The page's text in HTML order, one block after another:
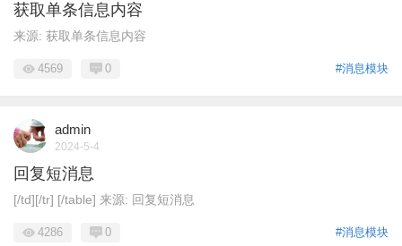
获取单条信息内容
来源: 获取单条信息内容
#消息模块
4569 0
admin
2024-5-4
回复短消息
[/td][/tr] [/table] 来源: 回复短消息
#消息模块
4286 0